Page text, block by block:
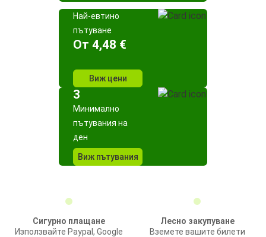
Най-евтино
пътуване
Oт 4,48 €
Виж цени
3
Минимално
пътувания на
ден
Виж пътувания
Сигурно плащане
Използвайте Paypal, Google
Лесно закупуване
Вземете вашите билети